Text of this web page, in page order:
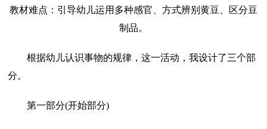
教材难点：引导幼儿运用多种感官、方式辨别黄豆、区分豆
制品。
根据幼儿认识事物的规律，这一活动，我设计了三个部
分。
第一部分(开始部分)